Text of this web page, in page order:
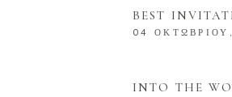
BEST
04
INTO THE